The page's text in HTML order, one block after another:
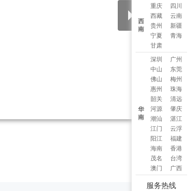
西
南
重庆
西藏
贵州
宁夏
甘肃
四川
云南
新疆
青海
华
南
深圳
中山
佛山
惠州
韶关
河源
潮汕
江门
阳江
海南
茂名
澳门
广州
东莞
梅州
珠海
清远
肇庆
湛江
云浮
福建
香港
台湾
广西
服务热线